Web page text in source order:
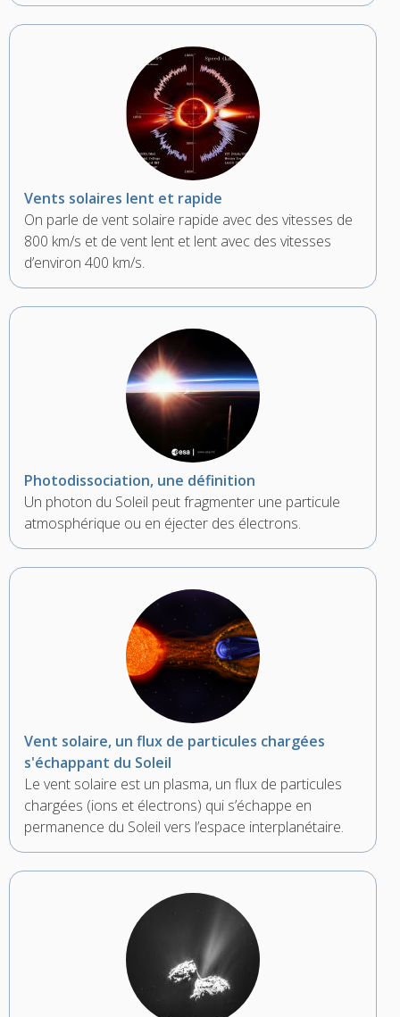
Vents solaires lent et rapide
On parle de vent solaire rapide avec des vitesses de
800 km/s et de vent lent et lent avec des vitesses
d’environ 400 km/s.
Photodissociation, une définition
Un photon du Soleil peut fragmenter une particule
atmosphérique ou en éjecter des électrons.
Vent solaire, un flux de particules chargées
s'échappant du Soleil
Le vent solaire est un plasma, un flux de particules
chargées (ions et électrons) qui s’échappe en
permanence du Soleil vers l’espace interplanétaire.